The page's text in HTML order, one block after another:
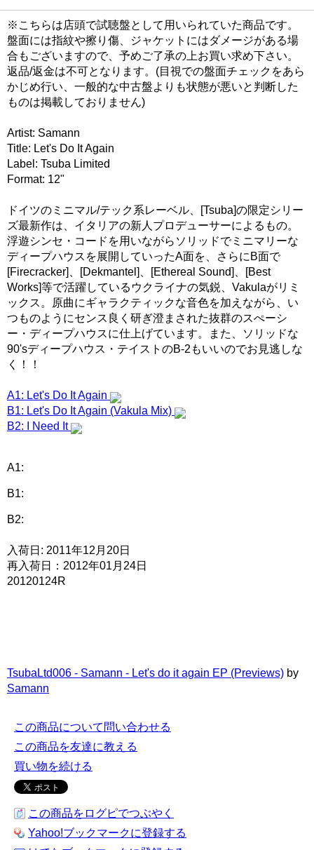
※こちらは店頭で試聴盤として用いられていた商品です。
盤面には指紋や擦り傷、ジャケットにはダメージがある場
合もございますので、予めご了承の上お買い求め下さい。
返品/返金は不可となります。(目視での盤面チェックをあら
かじめ行い、一般的な中古盤よりも状態が悪いと判断した
ものは掲載しておりません)
Artist: Samann
Title: Let's Do It Again
Label: Tsuba Limited
Format: 12"
ドイツのミニマル/テック系レーベル、[Tsuba]の限定シリー
ズ最新作は、イタリアの新人プロデューサーによるもの。
浮遊シンセ・コードを用いながらソリッドでミニマリーな
ディープハウスを展開していったA面を、さらにB面で
[Firecracker]、[Dekmantel]、[Ethereal Sound]、[Best
Works]等で活躍しているウクライナの気鋭、Vakulaがリミ
ックス。原曲にギャラクティックな音色を加えながら、い
つものようにセンス良く研ぎ澄まされた抜群のスぺーシ
ー・ディープハウスに仕上げています。また、ソリッドな
90'sディープハウス・テイストのB-2もいいのでお見逃しな
く！！
A1: Let's Do It Again
B1: Let's Do It Again (Vakula Mix)
B2: I Need It
A1:
B1:
B2:
入荷日: 2011年12月20日
再入荷日：2012年01月24日
20120124R
TsubaLtd006 - Samann - Let's do it again EP (Previews) by
Samann
この商品について問い合わせる
この商品を友達に教える
買い物を続ける
この商品をログピでつぶやく
Yahoo!ブックマークに登録する